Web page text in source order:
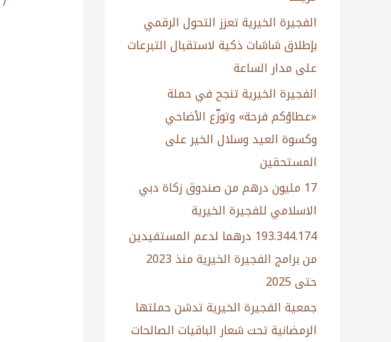
الفجيرة الخيرية تعزز التحول الرقمي
بإطلاق شاشات ذكية لاستقبال التبرعات
على مدار الساعة
الفجيرة الخيرية تنجح في حملة
«عطاؤكم فرحة» وتوزّع الأضاحي
وكسوة العيد وسلال الخير على
المستحقين
17 مليون درهم من صندوق زكاة دبي
الاسلامي للفجيرة الخيرية
193.344.174 درهما لدعم المستفيدين
من برامج الفجيرة الخيرية منذ 2023
حتى 2025
جمعية الفجيرة الخيرية تدشن حملتها
الرمضانية تحت شعار الباقيات الصالحات